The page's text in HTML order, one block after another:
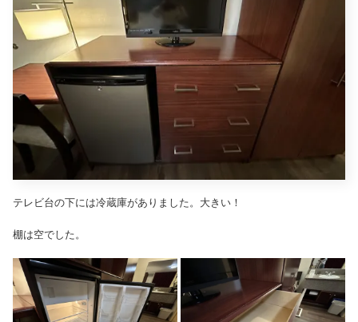
テレビ台の下には冷蔵庫がありました。大きい！
棚は空でした。